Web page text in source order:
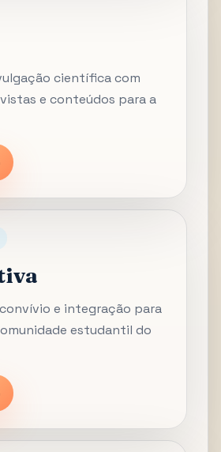
científica com
e conteúdos para a
e integração para
estudantil do